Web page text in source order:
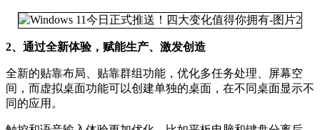
2、通过全新体验，赋能生产、激发创造
全新的贴靠布局、贴靠群组功能，优化多任务处理、屏幕空
间，而虚拟桌面功能可以创建单独的桌面，在不同桌面显示不
同的应用。